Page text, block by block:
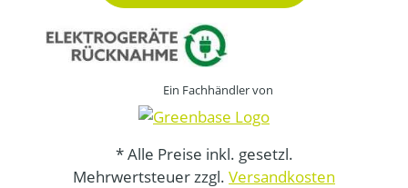
Ein Fachhändler von
* Alle Preise inkl. gesetzl.
Mehrwertsteuer zzgl. Versandkosten